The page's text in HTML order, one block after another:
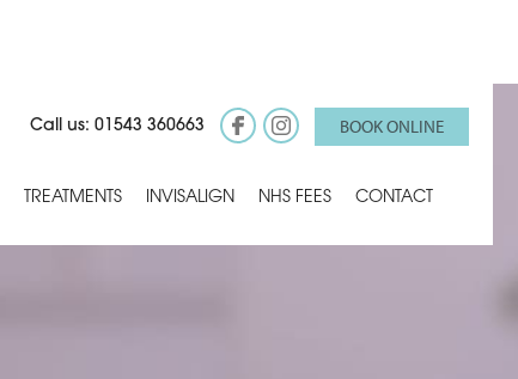
Call us: 01543 360663 BOOK ONLINE
TREATMENTS INVISALIGN NHS FEES CONTACT